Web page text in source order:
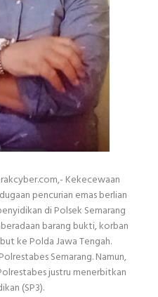
Kekecewaan
pencurian emas berlian
di Polsek Semarang
barang bukti, korban
ke Polda Jawa Tengah.
Semarang. Namun,
justru menerbitkan
(SP3).